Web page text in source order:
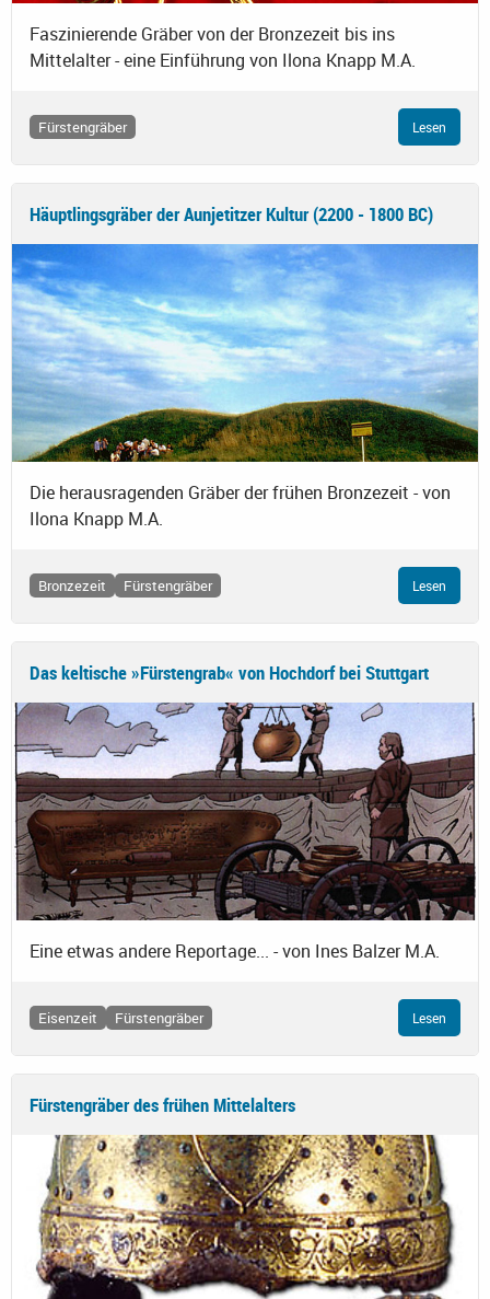
Faszinierende Gräber von der Bronzezeit bis ins
Mittelalter - eine Einführung von Ilona Knapp M.A.
Fürstengräber Lesen
Häuptlingsgräber der Aunjetitzer Kultur (2200 - 1800 BC)
Die herausragenden Gräber der frühen Bronzezeit - von
Ilona Knapp M.A.
Bronzezeit Fürstengräber Lesen
Das keltische »Fürstengrab« von Hochdorf bei Stuttgart
Eine etwas andere Reportage... - von Ines Balzer M.A.
Eisenzeit Fürstengräber Lesen
Fürstengräber des frühen Mittelalters